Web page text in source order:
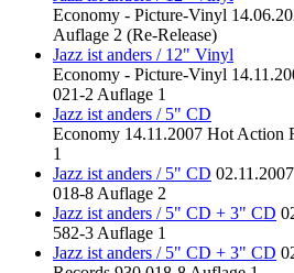
Economy - Picture-Vinyl
Auflage 2 (Re-Release)
Jazz ist anders / 12" Vinyl
Economy - Picture-Vinyl
021-2 Auflage 1
Jazz ist anders / 5" CD
Economy 14.11.2007 Hot Action
1
Jazz ist anders / 5" CD 02.11.2007
018-8 Auflage 2
Jazz ist anders / 5" CD + 3" CD
582-3 Auflage 1
Jazz ist anders / 5" CD + 3" CD